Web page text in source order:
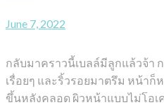
June 7, 2022
กลับมาคราวนี้เบลล์มีลูกแล้วจ้า
เรื่อยๆ และริ้วรอยมาตรึม หน้า
ขึ้นหลังคลอด ผิวหน้าแบบไม่โอ